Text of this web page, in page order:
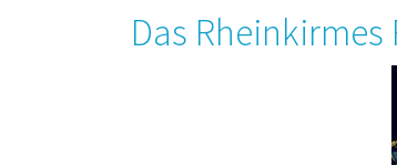
Das Rheinkirmes